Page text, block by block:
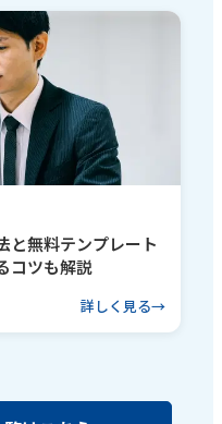
と無料テンプレート
コツも解説
詳しく見る